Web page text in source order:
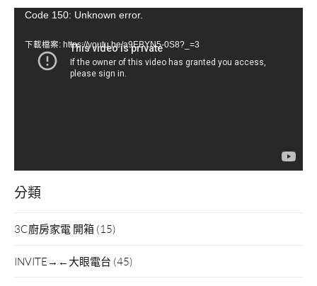
視Code 150: Unknown error.
下載檔案: https://youtu.be/a9EBYN5-0S8?_=3
分類
3C廚房家電 開箱 (15)
INVITE→←大眼電台 (45)